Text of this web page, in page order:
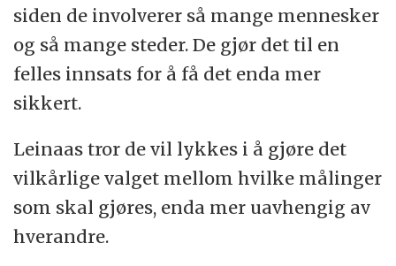
siden de involverer så mange mennesker
og så mange steder. De gjør det til en
felles innsats for å få det enda mer
sikkert.
Leinaas tror de vil lykkes i å gjøre det
vilkårlige valget mellom hvilke målinger
som skal gjøres, enda mer uavhengig av
hverandre.